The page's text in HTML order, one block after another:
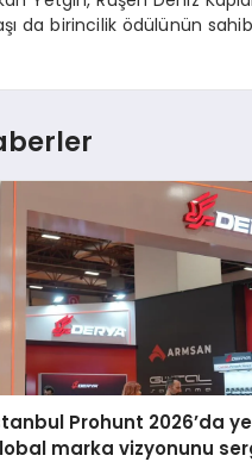
da birincilik ödülünün
Prohunt 2026’da
marka vizyonunu